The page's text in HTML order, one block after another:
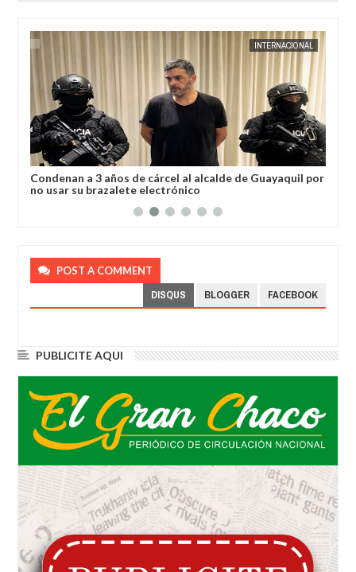
INTERNACIONAL
Condenan a 3 años de cárcel al alcalde de Guayaquil por
no usar su brazalete electrónico
JORGE
POST A COMMENT
DISQUS BLOGGER FACEBOOK
PUBLICITE AQUI